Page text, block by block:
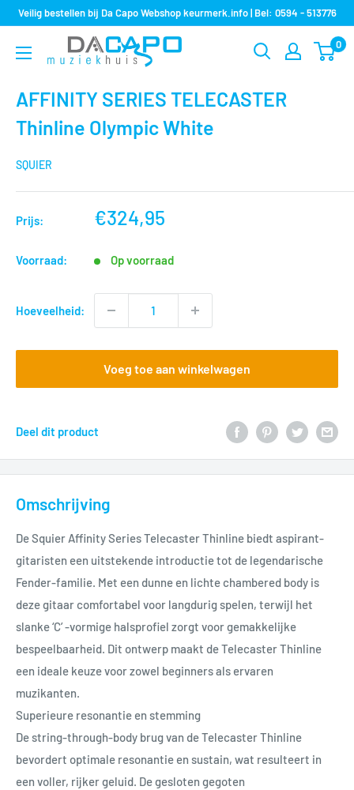
naar
Veilig bestellen bij Da Capo Webshop keurmerk.info | Bel: 0594 - 513776
Muziekhuis
Da
Capo
0
AFFINITY SERIES TELECASTER
Thinline Olympic White
SQUIER
Prijs:
nu
€324,95
Voorraad: Op voorraad
Hoeveelheid:
Voeg toe aan winkelwagen
Deel dit product
Omschrijving
De Squier Affinity Series Telecaster Thinline biedt aspirant-
gitaristen een uitstekende introductie tot de legendarische
Fender-familie. Met een dunne en lichte chambered body is
deze gitaar comfortabel voor langdurig spelen, terwijl het
slanke ‘C’ -vormige halsprofiel zorgt voor gemakkelijke
bespeelbaarheid. Dit ontwerp maakt de Telecaster Thinline
een ideale keuze voor zowel beginners als ervaren
muzikanten.
Superieure resonantie en stemming
De string-through-body brug van de Telecaster Thinline
bevordert optimale resonantie en sustain, wat resulteert in
een voller, rijker geluid. De gesloten gegoten